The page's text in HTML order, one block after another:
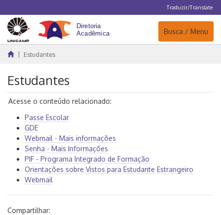
Traduzir/Translate
Navegação
Busca / Menu
Estudantes
Estudantes
Acesse o conteúdo relacionado:
Passe Escolar
GDE
Webmail - Mais informações
Senha - Mais Informações
PIF - Programa Integrado de Formação
Orientações sobre Vistos para Estudante Estrangeiro
Webmail
Compartilhar: